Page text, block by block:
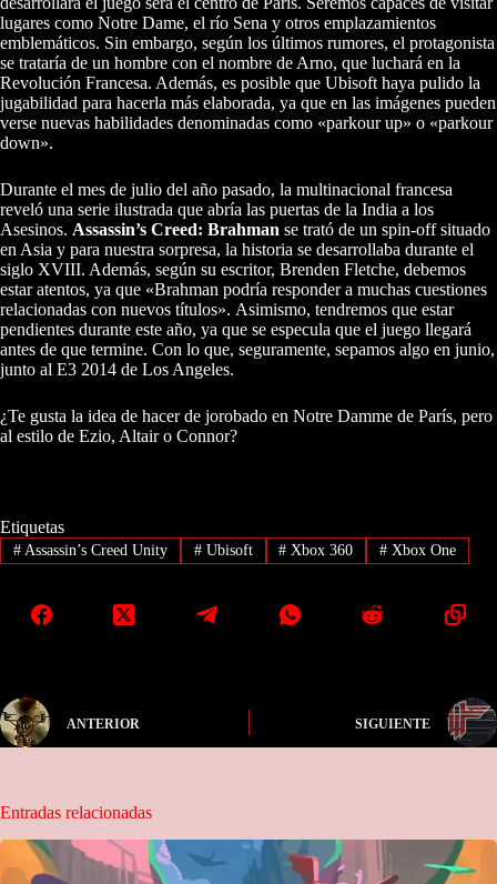
lugares como Notre Dame, el río Sena y otros emplazamientos
emblemáticos. Sin embargo, según los últimos rumores, el protagonista
se trataría de un hombre con el nombre de Arno, que luchará en la
Revolución Francesa. Además, es posible que Ubisoft haya pulido la
jugabilidad para hacerla más elaborada, ya que en las imágenes pueden
verse nuevas habilidades denominadas como «parkour up» o «parkour
down».
Durante el mes de julio del año pasado, la multinacional francesa
reveló una serie ilustrada que abría las puertas de la India a los
Asesinos. Assassin’s Creed: Brahman se trató de un spin-off situado
en Asia y para nuestra sorpresa, la historia se desarrollaba durante el
siglo XVIII. Además, según su escritor, Brenden Fletche, debemos
estar atentos, ya que «Brahman podría responder a muchas cuestiones
relacionadas con nuevos títulos». Asimismo, tendremos que estar
pendientes durante este año, ya que se especula que el juego llegará
antes de que termine. Con lo que, seguramente, sepamos algo en junio,
junto al E3 2014 de Los Angeles.
¿Te gusta la idea de hacer de jorobado en Notre Damme de París, pero
al estilo de Ezio, Altair o Connor?
Etiquetas
#Assassin’s Creed Unity #Ubisoft # Xbox 360 # Xbox One
ANTERIOR SIGUIENTE
Entradas relacionadas